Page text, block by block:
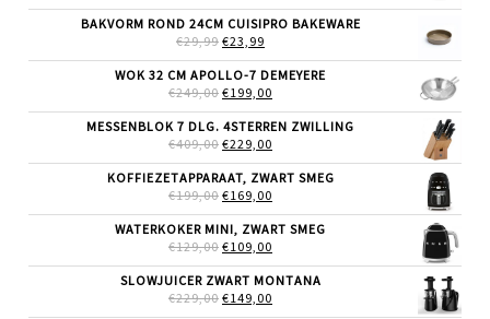
WAS:
€279,00.
IS:
BAKVORM ROND 24CM CUISIPRO BAKEWARE
€29,99 OORSPRONKELIJKE
WAS:
€29,99.
€23,99
IS:
€23,99.
WOK 32 CM APOLLO-7 DEMEYERE
€249,00 OORSPRONKELIJKE
WAS:
€249,00.
€199,00
IS:
MESSENBLOK 7 DLG. 4STERREN ZWILLING
€409,00 OORSPRONKELIJKE
WAS:
€409,00.
€229,00
IS:
KOFFIEZETAPPARAAT, ZWART SMEG
€199,00 OORSPRONKELIJKE
WAS:
€199,00.
€169,00
IS:
WATERKOKER MINI, ZWART SMEG
€129,00 OORSPRONKELIJKE
WAS:
€129,00.
€109,00
IS:
SLOWJUICER ZWART MONTANA
€229,00 OORSPRONKELIJKE
€149,00